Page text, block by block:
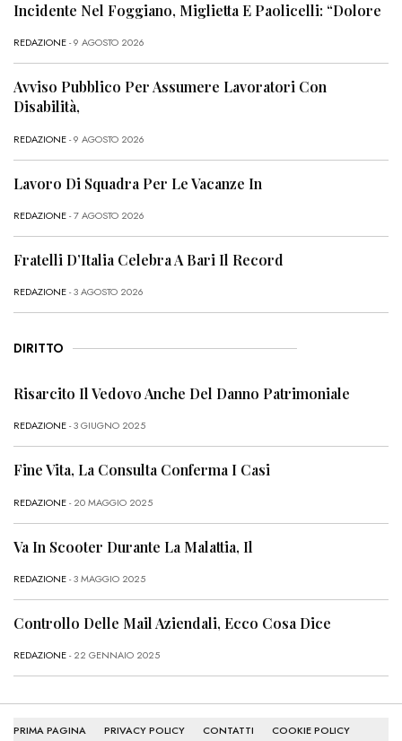
Incidente Nel Foggiano, Miglietta E Paolicelli: “Dolore
REDAZIONE- 9 AGOSTO 2026
Avviso Pubblico Per Assumere Lavoratori Con
Disabilità,
REDAZIONE- 9 AGOSTO 2026
Lavoro Di Squadra Per Le Vacanze In
REDAZIONE- 7 AGOSTO 2026
Fratelli D’Italia Celebra A Bari Il Record
REDAZIONE- 3 AGOSTO 2026
DIRITTO
Risarcito Il Vedovo Anche Del Danno Patrimoniale
REDAZIONE- 3 GIUGNO 2025
Fine Vita, La Consulta Conferma I Casi
REDAZIONE- 20 MAGGIO 2025
Va In Scooter Durante La Malattia, Il
REDAZIONE- 3 MAGGIO 2025
Controllo Delle Mail Aziendali, Ecco Cosa Dice
REDAZIONE- 22 GENNAIO 2025
PRIMA PAGINA PRIVACY POLICY CONTATTI COOKIE POLICY